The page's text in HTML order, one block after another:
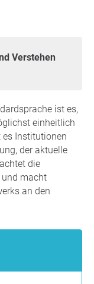
ist es,
einheitlich
es Institutionen
der aktuelle
die
macht
an den